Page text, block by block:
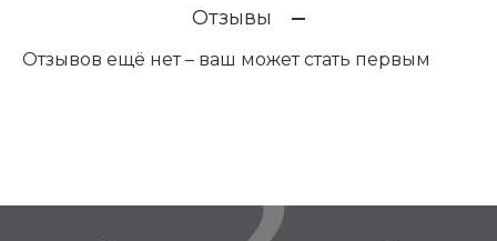
Отзывы
Отзывов ещё нет – ваш может стать первым